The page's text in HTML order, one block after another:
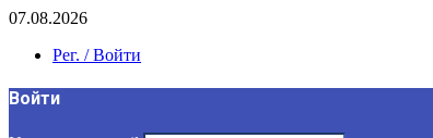
07.08.2026
Рег. / Войти
Войти